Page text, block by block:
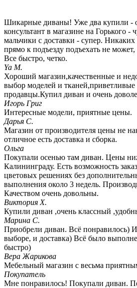
Шикарные диваны! Уже два купили -
консультант в магазине на Горького
мальчики с доставки - супер.
прямо к подъезду подъехать не
Все быстро, четко.
Ya M.
Хороший магазин,качественные и
выбор моделей и
продавцы.Купил диван и очень
Игорь Григ
Интересные модели, приятные цены.
Дарья С.
Магазин от производителя цены не
отличное есть доставка и сборка.
Ольга
Покупали осенью там диван. Цены
Калининграду. Есть возможность
цветовых решениях без
выполнения около 3 недель.
Качеством очень довольны.
Виктория Х.
Купили диван ,очень классный
Марина С.
Приобрели диван. Всё понравилось)
выборе, и доставка) Всё было
быстро)
Вера Жарикова
Мебельный магазин с весьма
Покупатель
Мне понравилось! Покупали диван.